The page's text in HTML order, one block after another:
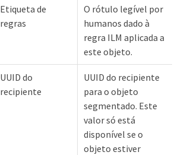
Etiqueta de
regras
O rótulo legível por
humanos dado à
regra ILM aplicada a
este objeto.
UUID do
recipiente
UUID do recipiente
para o objeto
segmentado. Este
valor só está
disponível se o
objeto estiver